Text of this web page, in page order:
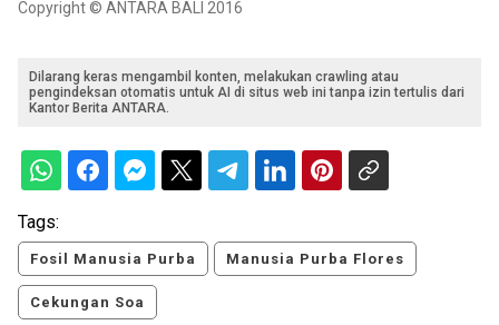
Copyright © ANTARA BALI 2016
Dilarang keras mengambil konten, melakukan crawling atau
pengindeksan otomatis untuk AI di situs web ini tanpa izin tertulis dari
Kantor Berita ANTARA.
Tags:
Fosil Manusia Purba Manusia Purba Flores
Cekungan Soa